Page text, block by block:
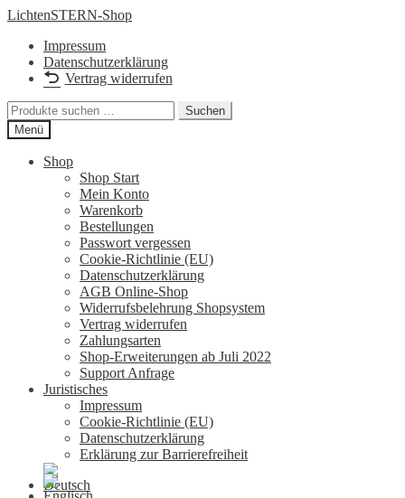
Zur
springen
Zum
springen
LichtenSTERN-Shop
Impressum
Datenschutzerklärung
Vertrag widerrufen
Suchen
nach:
Suchen
Menü
Shop
Shop Start
Mein Konto
Warenkorb
Bestellungen
Passwort vergessen
Cookie-Richtlinie (EU)
Datenschutzerklärung
AGB Online-Shop
Widerrufsbelehrung Shopsystem
Vertrag widerrufen
Zahlungsarten
Shop-Erweiterungen ab Juli 2022
Support Anfrage
Juristisches
Impressum
Cookie-Richtlinie (EU)
Datenschutzerklärung
Erklärung zur Barrierefreiheit